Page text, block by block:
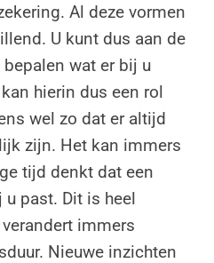
Al deze vormen
U kunt dus aan de
wat er bij u
hierin dus een rol
wel zo dat er altijd
zijn. Het kan immers
tijd denkt dat een
u past. Dit is heel
immers
Nieuwe inzichten